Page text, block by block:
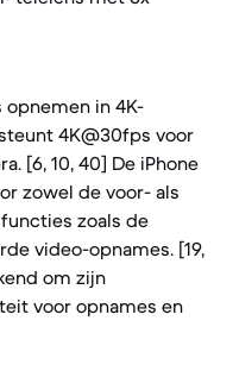
opnemen in 4K-
4K@30fps voor
[6, 10, 40] De iPhone
zowel de voor- als
zoals de
video-opnames. [19,
om zijn
voor opnames en